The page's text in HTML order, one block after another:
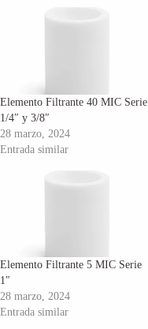
Elemento Filtrante 40 MIC Serie
1/4″ y 3/8″
28 marzo, 2024
Entrada similar
Elemento Filtrante 5 MIC Serie
1″
28 marzo, 2024
Entrada similar